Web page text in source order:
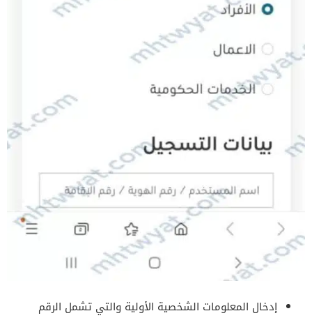
إدخال المعلومات الشخصية الأولية والتي تشمل الرقم